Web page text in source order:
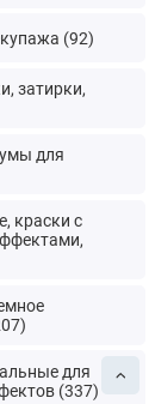
(92)
затирки,
для
краски с
для
(337)